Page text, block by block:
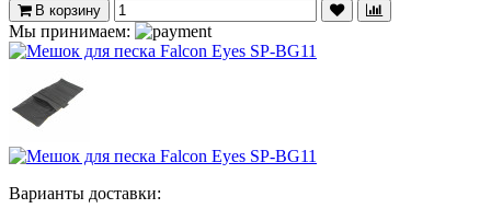
В корзину
Мы принимаем:
Варианты доставки: